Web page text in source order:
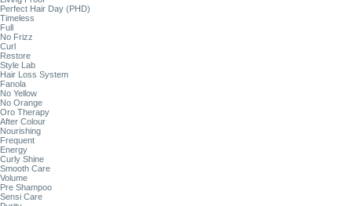
Perfect Hair Day (PHD)
Timeless
Full
No Frizz
Curl
Restore
Style Lab
Hair Loss System
Fanola
No Yellow
No Orange
Oro Therapy
After Colour
Nourishing
Frequent
Energy
Curly Shine
Smooth Care
Volume
Pre Shampoo
Sensi Care